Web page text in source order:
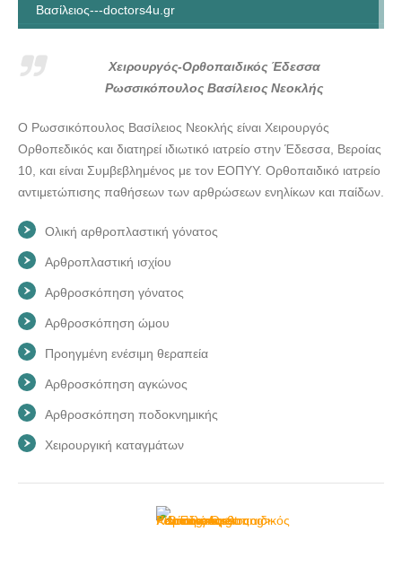
Βασίλειος---doctors4u.gr
Βασίλειος---doctors4u.gr
Χειρουργός-Ορθοπαιδικός Έδεσσα Ρωσσικόπουλος
Χειρουργός-Ορθοπαιδικός Έδεσσα Ρωσσικόπουλος
Βασίλειος---doctors4u.gr
Χειρουργός-Ορθοπαιδικός Έδεσσα Ρωσσικόπουλος
Χειρουργός-Ορθοπαιδικός Έδεσσα Ρωσσικόπουλος
Βασίλειος---doctors4u.gr
Χειρουργός-Ορθοπαιδικός Έδεσσα Ρωσσικόπουλος
Βασίλειος---doctors4u.gr
Χειρουργός-Ορθοπαιδικός Έδεσσα
Ρωσσικόπουλος Βασίλειος Νεοκλής
Ο Ρωσσικόπουλος Βασίλειος Νεοκλής είναι Χειρουργός
Ορθοπεδικός και διατηρεί ιδιωτικό ιατρείο στην Έδεσσα, Βεροίας
10, και είναι Συμβεβλημένος με τον ΕΟΠΥΥ. Ορθοπαιδικό ιατρείο
αντιμετώπισης παθήσεων των αρθρώσεων ενηλίκων και παίδων.
Ολική αρθροπλαστική γόνατος
Αρθροπλαστική ισχίου
Αρθροσκόπηση γόνατος
Αρθροσκόπηση ώμου
Προηγμένη ενέσιμη θεραπεία
Αρθροσκόπηση αγκώνος
Αρθροσκόπηση ποδοκνημικής
Χειρουργική καταγμάτων